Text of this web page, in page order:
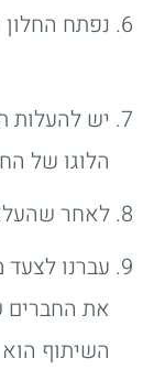
נפתח
יש להעלות
הלוגו של
לאחר
את החברים
השיתוף